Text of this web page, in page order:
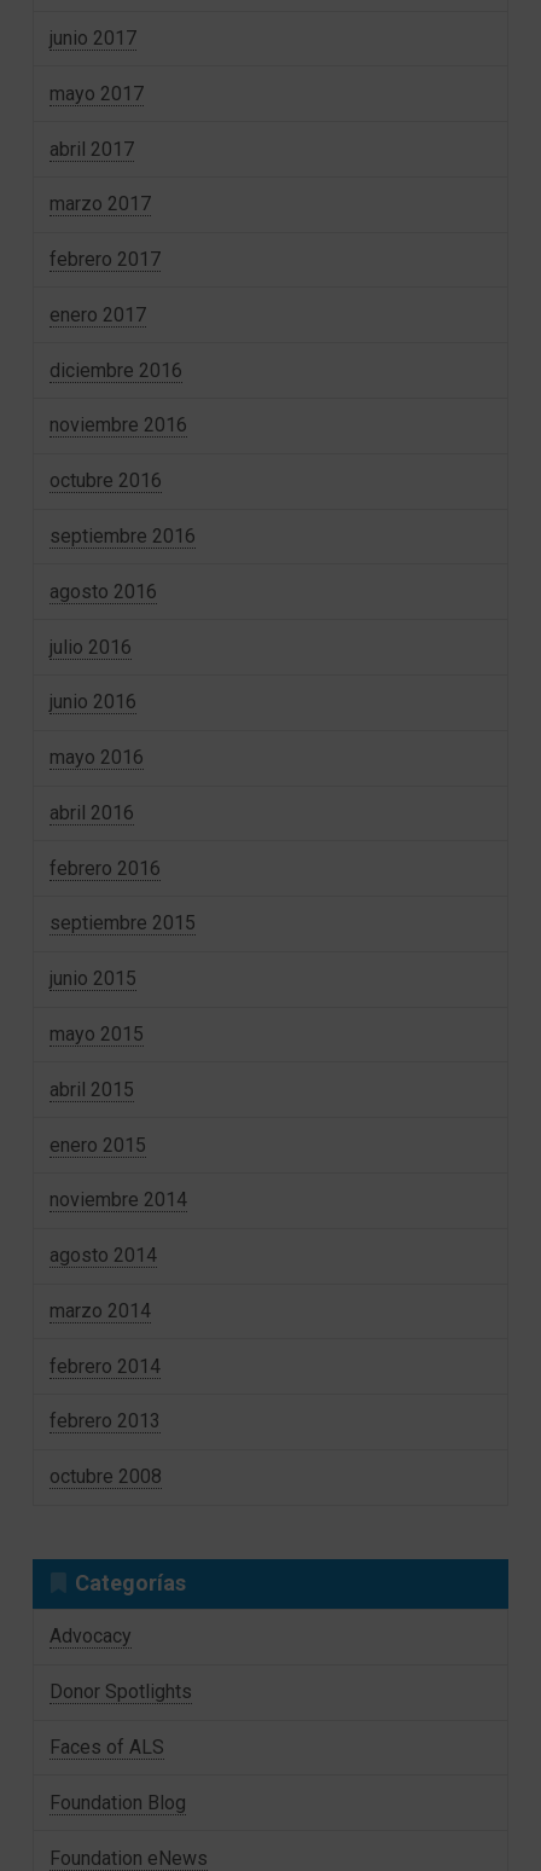
junio 2017
mayo 2017
abril 2017
marzo 2017
febrero 2017
enero 2017
diciembre 2016
noviembre 2016
octubre 2016
septiembre 2016
agosto 2016
julio 2016
junio 2016
mayo 2016
abril 2016
febrero 2016
septiembre 2015
junio 2015
mayo 2015
abril 2015
enero 2015
noviembre 2014
agosto 2014
marzo 2014
febrero 2014
febrero 2013
octubre 2008
Categorías
Advocacy
Donor Spotlights
Faces of ALS
Foundation Blog
Foundation eNews